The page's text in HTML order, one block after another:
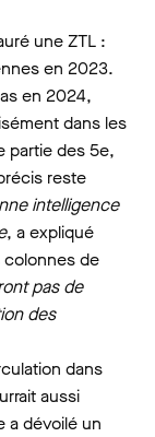
une ZTL :
en 2023.
en 2024,
dans les
partie des 5e,
reste
intelligence
, a expliqué
colonnes de
pas de
des
dans
aussi
a dévoilé un